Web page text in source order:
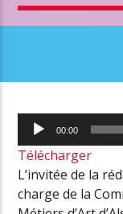
Lecteur
audio
00:00
Télécharger
L’invitée de la
charge de la